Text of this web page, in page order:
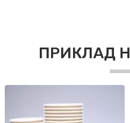
ПРИКЛАД